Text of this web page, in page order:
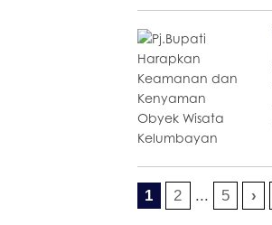
1 2 ... 5 ›